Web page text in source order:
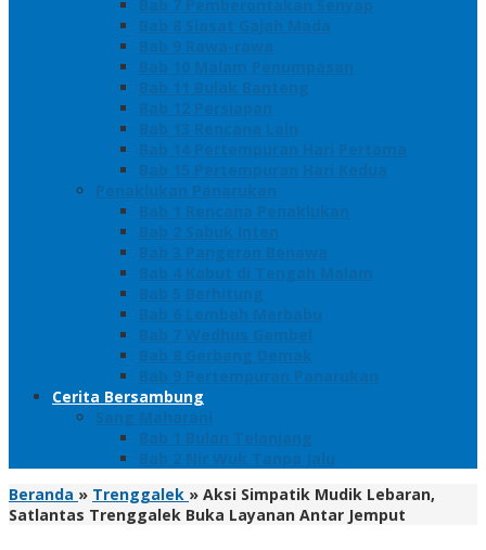
Bab 7 Pemberontakan Senyap
Bab 8 Siasat Gajah Mada
Bab 9 Rawa-rawa
Bab 10 Malam Penumpasan
Bab 11 Bulak Banteng
Bab 12 Persiapan
Bab 13 Rencana Lain
Bab 14 Pertempuran Hari Pertama
Bab 15 Pertempuran Hari Kedua
Penaklukan Panarukan
Bab 1 Rencana Penaklukan
Bab 2 Sabuk Inten
Bab 3 Pangeran Benawa
Bab 4 Kabut di Tengah Malam
Bab 5 Berhitung
Bab 6 Lembah Merbabu
Bab 7 Wedhus Gembel
Bab 8 Gerbang Demak
Bab 9 Pertempuran Panarukan
Cerita Bersambung
Sang Maharani
Bab 1 Bulan Telanjang
Bab 2 Nir Wuk Tanpa Jalu
Beranda » Trenggalek » Aksi Simpatik Mudik Lebaran,
Satlantas Trenggalek Buka Layanan Antar Jemput